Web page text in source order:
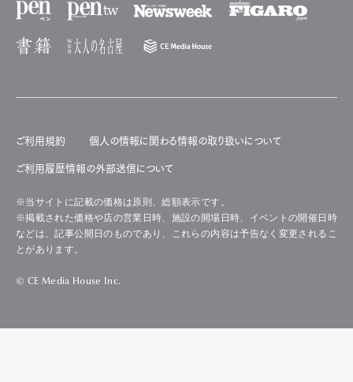
ご利用規約 個人の情報に関わる情報の取り扱いについて
ご利用履歴情報の外部送信について
※当サイトに記載の価格は原則、総額表示です。
※掲載された価格や店の営業日時、施設の開場日時、イベントの開催日時
などは、記事公開日のものであり、これらの内容は予告なく変更されるこ
とがあります。
© CE Media House Inc.